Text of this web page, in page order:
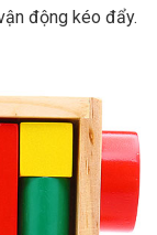
động kéo đẩy.